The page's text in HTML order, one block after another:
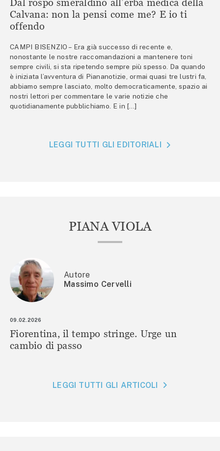
Dal rospo smeraldino all’erba medica della
Calvana: non la pensi come me? E io ti
offendo
CAMPI BISENZIO – Era già successo di recente e,
nonostante le nostre raccomandazioni a mantenere toni
sempre civili, si sta ripetendo sempre più spesso. Da quando
è iniziata l’avventura di Piananotizie, ormai quasi tre lustri fa,
abbiamo sempre lasciato, molto democraticamente, spazio ai
nostri lettori per commentare le varie notizie che
quotidianamente pubblichiamo. E in […]
LEGGI TUTTI GLI EDITORIALI
PIANA VIOLA
Autore
Massimo Cervelli
09.02.2026
Fiorentina, il tempo stringe. Urge un
cambio di passo
LEGGI TUTTI GLI ARTICOLI